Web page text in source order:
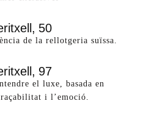
50
de la rellotgeria suïssa.
97
el luxe, basada en
i l’emoció.